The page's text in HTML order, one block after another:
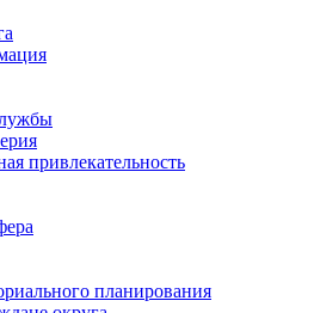
привлекательность
планирования